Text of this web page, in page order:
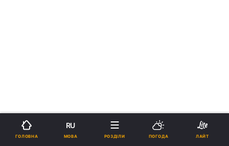
ГОЛОВНА
RU
МОВА РОЗДІЛИ ПОГОДА ЛАЙТ